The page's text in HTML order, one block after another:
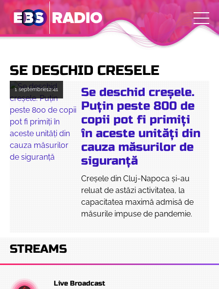
SE DESCHID CRESELE
1 septembrie12:41
Se deschid creșele.
Puțin peste 800 de
copii pot fi primiți
în aceste unități din
cauza măsurilor de
siguranță
Creșele din Cluj-Napoca și-au
reluat de astăzi activitatea, la
capacitatea maximă admisă de
măsurile impuse de pandemie.
STREAMS
Live Broadcast